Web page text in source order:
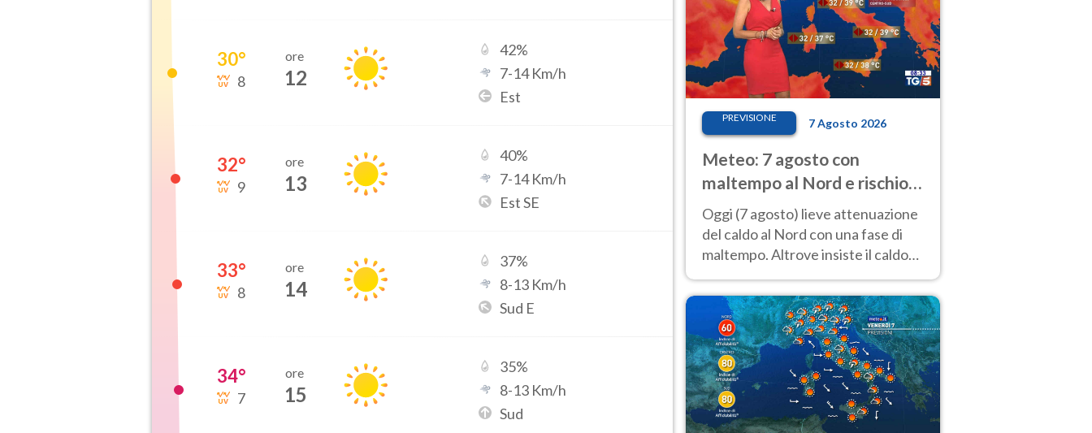
30°
8
ore
12
42%
7-14Km/h
Est
32°
9
ore
13
40%
7-14Km/h
Est SE
33°
8
ore
14
37%
8-13 Km/h
Sud E
34°
7
ore
15
35%
8-13 Km/h
Sud
PREVISIONE 7 Agosto 2026
Meteo: 7 agosto con
maltempo al Nord e rischio
nubifragi. Altrove caldo
estremo
Oggi (7 agosto) lieve attenuazione
del caldo al Nord con una fase di
maltempo. Altrove insiste il caldo
previsioni